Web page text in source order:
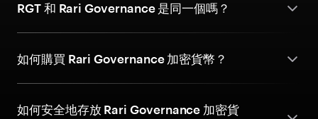
RGT 和 Rari Governance 是同一個嗎？
如何購買 Rari Governance 加密貨幣？
如何安全地存放 Rari Governance 加密貨